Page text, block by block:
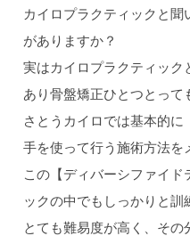
カイロプラクティックと
がありますか？
実はカイロプラクティック
あり骨盤矯正ひとつとって
さとうカイロでは基本的に
手を使って行う施術方法を
この【ディバーシファイ
ックの中でもしっかりと訓
とても難易度が高く、そ